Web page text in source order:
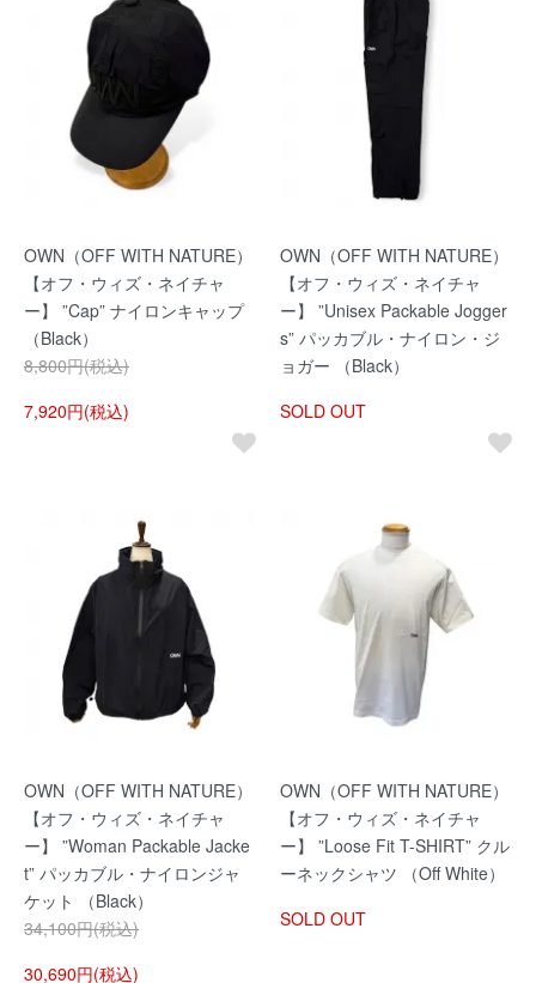
OWN（OFF WITH NATURE）
【オフ・ウィズ・ネイチャ
ー】 ”Cap” ナイロンキャップ
（Black）
8,800円(税込)
7,920円(税込)
OWN（OFF WITH NATURE）
【オフ・ウィズ・ネイチャ
ー】 ”Unisex Packable Jogger
s” パッカブル・ナイロン・ジ
ョガー （Black）
SOLD OUT
OWN（OFF WITH NATURE）
【オフ・ウィズ・ネイチャ
ー】 ”Woman Packable Jacke
t” パッカブル・ナイロンジャ
ケット （Black）
34,100円(税込)
30,690円(税込)
OWN（OFF WITH NATURE）
【オフ・ウィズ・ネイチャ
ー】 ”Loose Fit T-SHIRT” クル
ーネックシャツ （Off White）
SOLD OUT